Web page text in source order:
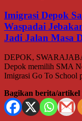
Imigrasi Depok
Waspadai
Jadi Jalan Masa
DEPOK,
Depok memilih SMA
Imigrasi Go To School
Bagikan berita/artikel